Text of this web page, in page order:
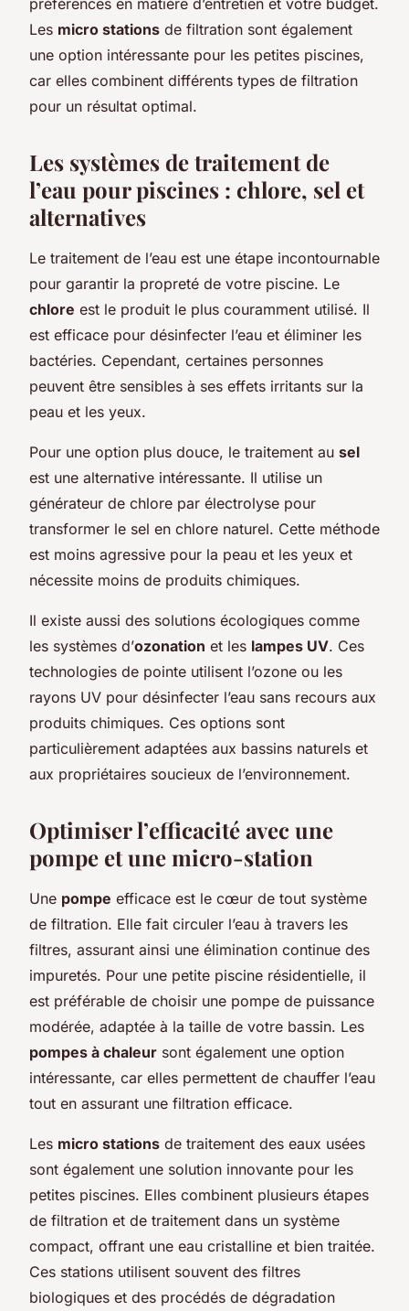
Les micro stations de filtration sont également
une option intéressante pour les petites piscines,
car elles combinent différents types de filtration
pour un résultat optimal.
Les systèmes de traitement de
l’eau pour piscines : chlore, sel et
alternatives
Le traitement de l’eau est une étape incontournable
pour garantir la propreté de votre piscine. Le
chlore est le produit le plus couramment utilisé. Il
est efficace pour désinfecter l’eau et éliminer les
bactéries. Cependant, certaines personnes
peuvent être sensibles à ses effets irritants sur la
peau et les yeux.
Pour une option plus douce, le traitement au sel
est une alternative intéressante. Il utilise un
générateur de chlore par électrolyse pour
transformer le sel en chlore naturel. Cette méthode
est moins agressive pour la peau et les yeux et
nécessite moins de produits chimiques.
Il existe aussi des solutions écologiques comme
les systèmes d’ozonation et les lampes UV. Ces
technologies de pointe utilisent l’ozone ou les
rayons UV pour désinfecter l’eau sans recours aux
produits chimiques. Ces options sont
particulièrement adaptées aux bassins naturels et
aux propriétaires soucieux de l’environnement.
Optimiser l’efficacité avec une
pompe et une micro-station
Une pompe efficace est le cœur de tout système
de filtration. Elle fait circuler l’eau à travers les
filtres, assurant ainsi une élimination continue des
impuretés. Pour une petite piscine résidentielle, il
est préférable de choisir une pompe de puissance
modérée, adaptée à la taille de votre bassin. Les
pompes à chaleur sont également une option
intéressante, car elles permettent de chauffer l’eau
tout en assurant une filtration efficace.
Les micro stations de traitement des eaux usées
sont également une solution innovante pour les
petites piscines. Elles combinent plusieurs étapes
de filtration et de traitement dans un système
compact, offrant une eau cristalline et bien traitée.
Ces stations utilisent souvent des filtres
biologiques et des procédés de dégradation